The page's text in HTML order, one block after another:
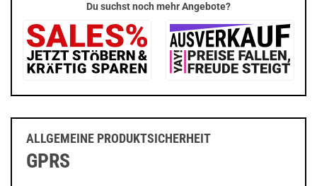
Du suchst noch mehr Angebote?
ALLGEMEINE PRODUKTSICHERHEIT
GPRS